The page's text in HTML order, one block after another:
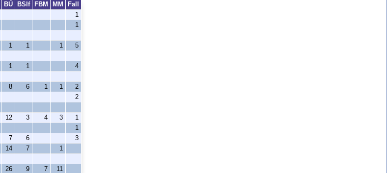
BÚ BSlf FBM MM
Fall
1
1
1 1 1
5
1 1
4
8 6 1 1
2
2
12 3 4 3
1
1
7 6
3
14 7
1
26 9 7
11